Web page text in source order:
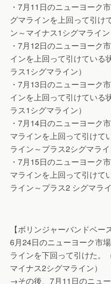
・7月11日のニューヨーク
グマラインを上回って引け
ン～マイナス1シグマライン
・7月12日のニューヨーク
インを上回って引けている
ラス1シグマライン）
・7月13日のニューヨーク
インを上回って引けている
ラス1シグマライン）
・7月14日のニューヨーク
マラインを上回って引けて
ライン～プラス2シグマライ
・7月15日のニューヨーク
マラインを上回って引けて
ライン～プラス2 シグマライ
【ボリンジャーバンドベー
6月24日のニューヨーク市
ラインを下回って引けた。
マイナス2シグマライン）
→その後、7月11日のニュ